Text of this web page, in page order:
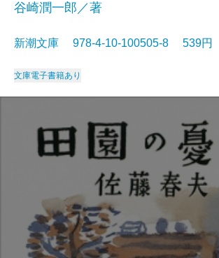
谷崎潤一郎／著
新潮文庫 978-4-10-100505-8 539円
文庫電子書籍あり